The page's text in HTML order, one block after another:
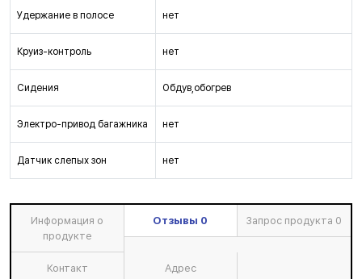
Удержание в полосе нет
Круиз-контроль нет
Сидения Обдув,обогрев
Электро-привод багажника нет
Датчик слепых зон нет
Информация о
продукте
Отзывы 0 Запрос продукта 0
Контакт Адрес